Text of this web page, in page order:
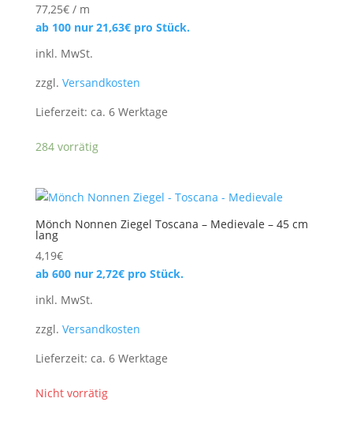
77,25€/ m
ab 100 nur 21,63€pro Stück.
inkl. MwSt.
zzgl. Versandkosten
Lieferzeit: ca. 6 Werktage
284 vorrätig
Mönch Nonnen Ziegel Toscana – Medievale – 45 cm
lang
4,19€
ab 600 nur 2,72€pro Stück.
inkl. MwSt.
zzgl. Versandkosten
Lieferzeit: ca. 6 Werktage
Nicht vorrätig